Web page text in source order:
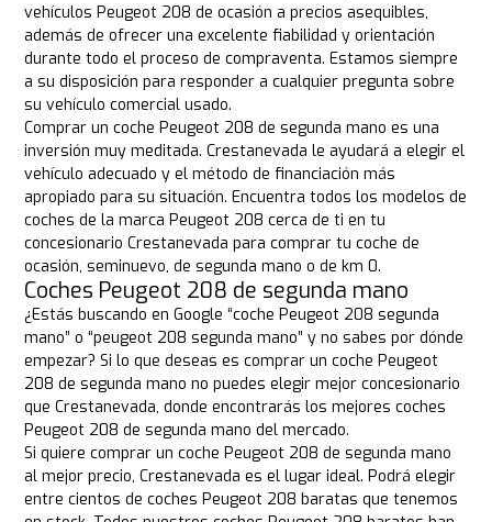
vehículos Peugeot 208 de ocasión a precios asequibles,
además de ofrecer una excelente fiabilidad y orientación
durante todo el proceso de compraventa. Estamos siempre
a su disposición para responder a cualquier pregunta sobre
su vehículo comercial usado.
Comprar un coche Peugeot 208 de segunda mano es una
inversión muy meditada. Crestanevada le ayudará a elegir el
vehículo adecuado y el método de financiación más
apropiado para su situación. Encuentra todos los modelos de
coches de la marca Peugeot 208 cerca de ti en tu
concesionario Crestanevada para comprar tu coche de
ocasión, seminuevo, de segunda mano o de km 0.
Coches Peugeot 208 de segunda mano
¿Estás buscando en Google “coche Peugeot 208 segunda
mano” o “peugeot 208 segunda mano” y no sabes por dónde
empezar? Si lo que deseas es comprar un coche Peugeot
208 de segunda mano no puedes elegir mejor concesionario
que Crestanevada, donde encontrarás los mejores coches
Peugeot 208 de segunda mano del mercado.
Si quiere comprar un coche Peugeot 208 de segunda mano
al mejor precio, Crestanevada es el lugar ideal. Podrá elegir
entre cientos de coches Peugeot 208 baratas que tenemos